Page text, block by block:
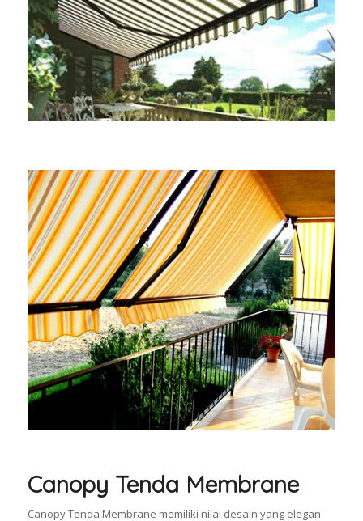
Canopy Tenda Membrane
Canopy Tenda Membrane memiliki nilai desain yang elegan